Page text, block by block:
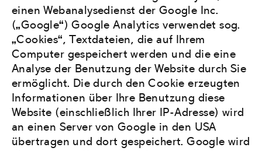
einen Webanalysedienst der Google Inc.
(„Google“) Google Analytics verwendet sog.
„Cookies“, Textdateien, die auf Ihrem
Computer gespeichert werden und die eine
Analyse der Benutzung der Website durch Sie
ermöglicht. Die durch den Cookie erzeugten
Informationen über Ihre Benutzung diese
Website (einschließlich Ihrer IP-Adresse) wird
an einen Server von Google in den USA
übertragen und dort gespeichert. Google wird